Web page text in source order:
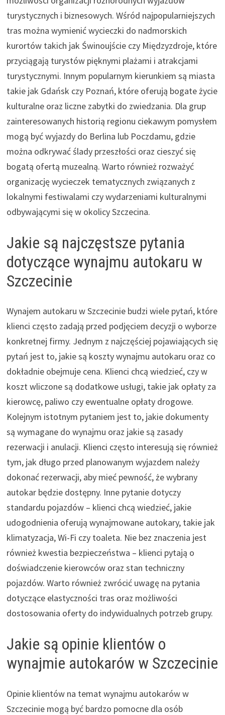
turystycznych i biznesowych. Wśród najpopularniejszych
tras można wymienić wycieczki do nadmorskich
kurortów takich jak Świnoujście czy Międzyzdroje, które
przyciągają turystów pięknymi plażami i atrakcjami
turystycznymi. Innym popularnym kierunkiem są miasta
takie jak Gdańsk czy Poznań, które oferują bogate życie
kulturalne oraz liczne zabytki do zwiedzania. Dla grup
zainteresowanych historią regionu ciekawym pomysłem
mogą być wyjazdy do Berlina lub Poczdamu, gdzie
można odkrywać ślady przeszłości oraz cieszyć się
bogatą ofertą muzealną. Warto również rozważyć
organizację wycieczek tematycznych związanych z
lokalnymi festiwalami czy wydarzeniami kulturalnymi
odbywającymi się w okolicy Szczecina.
Jakie są najczęstsze pytania
dotyczące wynajmu autokaru w
Szczecinie
Wynajem autokaru w Szczecinie budzi wiele pytań, które
klienci często zadają przed podjęciem decyzji o wyborze
konkretnej firmy. Jednym z najczęściej pojawiających się
pytań jest to, jakie są koszty wynajmu autokaru oraz co
dokładnie obejmuje cena. Klienci chcą wiedzieć, czy w
koszt wliczone są dodatkowe usługi, takie jak opłaty za
kierowcę, paliwo czy ewentualne opłaty drogowe.
Kolejnym istotnym pytaniem jest to, jakie dokumenty
są wymagane do wynajmu oraz jakie są zasady
rezerwacji i anulacji. Klienci często interesują się również
tym, jak długo przed planowanym wyjazdem należy
dokonać rezerwacji, aby mieć pewność, że wybrany
autokar będzie dostępny. Inne pytanie dotyczy
standardu pojazdów – klienci chcą wiedzieć, jakie
udogodnienia oferują wynajmowane autokary, takie jak
klimatyzacja, Wi-Fi czy toaleta. Nie bez znaczenia jest
również kwestia bezpieczeństwa – klienci pytają o
doświadczenie kierowców oraz stan techniczny
pojazdów. Warto również zwrócić uwagę na pytania
dotyczące elastyczności tras oraz możliwości
dostosowania oferty do indywidualnych potrzeb grupy.
Jakie są opinie klientów o
wynajmie autokarów w Szczecinie
Opinie klientów na temat wynajmu autokarów w
Szczecinie mogą być bardzo pomocne dla osób